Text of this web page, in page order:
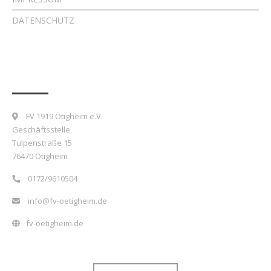
DATENSCHUTZ
FV 1919 Ötigheim e.V.
Geschäftsstelle
Tulpenstraße 15
76470 Ötigheim
0172/9610504
info@fv-oetigheim.de
fv-oetigheim.de